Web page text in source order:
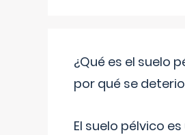
¿Qué es el suelo
por qué se
El suelo pélvico es